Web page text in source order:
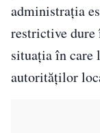
administrația
restrictive
situația în care
autorităților